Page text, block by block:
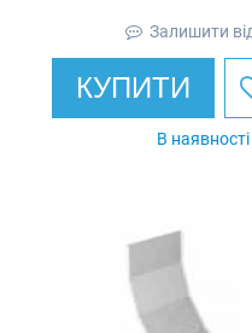
Залишити
КУПИТИ
В наявності